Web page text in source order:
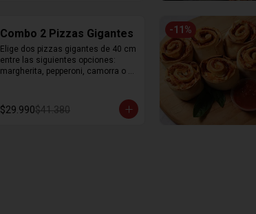
Combo 2 Pizzas Gigantes
Elige dos pizzas gigantes de 40 cm
entre las siguientes opciones:
margherita, pepperoni, camorra o
$29.990$41.380
-11 %